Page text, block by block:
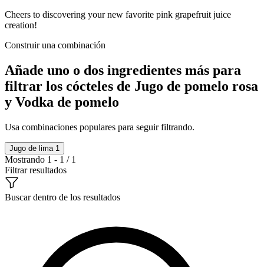
Cheers to discovering your new favorite pink grapefruit juice
creation!
Construir una combinación
Añade uno o dos ingredientes más para
filtrar los cócteles de Jugo de pomelo rosa
y Vodka de pomelo
Usa combinaciones populares para seguir filtrando.
Jugo de lima 1
Mostrando 1 - 1 / 1
Filtrar resultados
Buscar dentro de los resultados